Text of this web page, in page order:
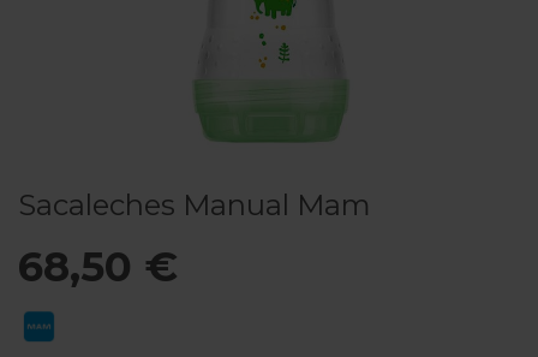
Sacaleches Manual Mam
68,50 €